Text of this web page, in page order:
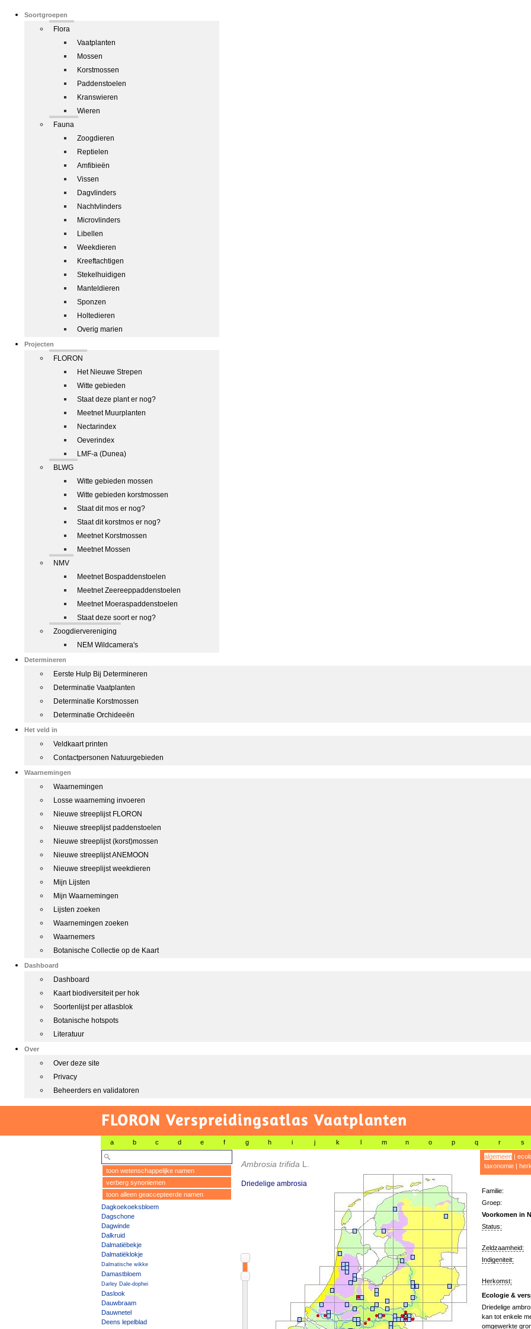
Soortgroepen
Flora
Vaatplanten
Mossen
Korstmossen
Paddenstoelen
Kranswieren
Wieren
Fauna
Zoogdieren
Reptielen
Amfibieën
Vissen
Dagvlinders
Nachtvlinders
Microvlinders
Libellen
Weekdieren
Kreeftachtigen
Stekelhuidigen
Manteldieren
Sponzen
Holtedieren
Overig marien
Projecten
FLORON
Het Nieuwe Strepen
Witte gebieden
Staat deze plant er nog?
Meetnet Muurplanten
Nectarindex
Oeverindex
LMF-a (Dunea)
BLWG
Witte gebieden mossen
Witte gebieden korstmossen
Staat dit mos er nog?
Staat dit korstmos er nog?
Meetnet Korstmossen
Meetnet Mossen
NMV
Meetnet Bospaddenstoelen
Meetnet Zeereeppaddenstoelen
Meetnet Moeraspaddenstoelen
Staat deze soort er nog?
Zoogdiervereniging
NEM Wildcamera's
Determineren
Eerste Hulp Bij Determineren
Determinatie Vaatplanten
Determinatie Korstmossen
Determinatie Orchideeën
Het veld in
Veldkaart printen
Contactpersonen Natuurgebieden
Waarnemingen
Waarnemingen
Losse waarneming invoeren
Nieuwe streeplijst FLORON
Nieuwe streeplijst paddenstoelen
Nieuwe streeplijst (korst)mossen
Nieuwe streeplijst ANEMOON
Nieuwe streeplijst weekdieren
Mijn Lijsten
Mijn Waarnemingen
Lijsten zoeken
Waarnemingen zoeken
Waarnemers
Botanische Collectie op de Kaart
Dashboard
Dashboard
Kaart biodiversiteit per hok
Soortenlijst per atlasblok
Botanische hotspots
Literatuur
Over
Over deze site
Privacy
Beheerders en validatoren
FLORON Verspreidingsatlas Vaatplanten
a b c d e f g h i j k l m n o p q r s
toon wetenschappelijke namen
verberg synoniemen
toon alleen geaccepteerde namen
Dagkoekoeksbloem
Dagschone
Dagwinde
Dalkruid
Dalmatiëbekje
Dalmatiëklokje
Dalmatische wikke
Damastbloem
Darley Dale-dophei
Daslook
Dauwbraam
Dauwnetel
Deens lepelblad
Ambrosia trifida L.
Driedelige ambrosia
algemeen|
taxonomie|
Familie:
Groep:
Voorkomen in
Status:
Zeldzaamheid:
Indigeniteit:
Herkomst:
Ecologie &
Driedelige
kan tot enkele
omgewerkte